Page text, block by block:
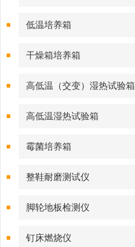
低温培养箱
干燥箱培养箱
高低温（交变）湿热试验箱
高低温湿热试验箱
霉菌培养箱
整鞋耐磨测试仪
脚轮地板检测仪
钉床燃烧仪